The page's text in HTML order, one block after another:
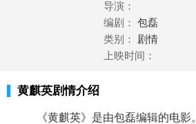
导演：
编剧：
包磊
类别：
剧情
上映时间：
黄麒英剧情介绍
《黄麒英》是由包磊编辑的电影